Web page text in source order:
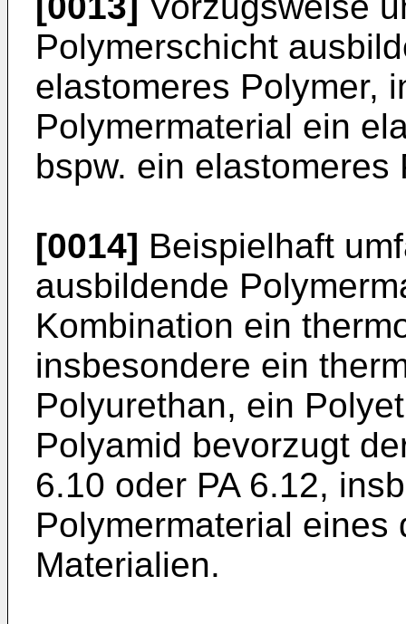
Polymerschicht
elastomeres Polymer,
Polymermaterial ein
bspw. ein elastomeres
[0014] Beispielhaft
ausbildende
Kombination ein
insbesondere ein
Polyurethan, ein
Polyamid bevorzugt
6.10 oder PA 6.12,
Polymermaterial eines
Materialien.